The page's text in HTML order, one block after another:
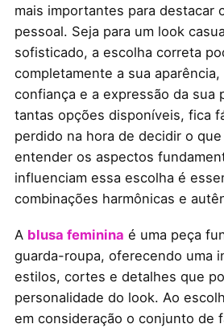
mais importantes para destacar
pessoal. Seja para um look
sofisticado, a escolha correta
completamente a sua aparência,
confiança e a expressão da sua
tantas opções disponíveis, fica
perdido na hora de decidir o
entender os aspectos
influenciam essa escolha é
combinações harmônicas e
A blusa feminina é uma peça
guarda-roupa, oferecendo uma
estilos, cortes e detalhes que
personalidade do look. Ao
em consideração o conjunto de